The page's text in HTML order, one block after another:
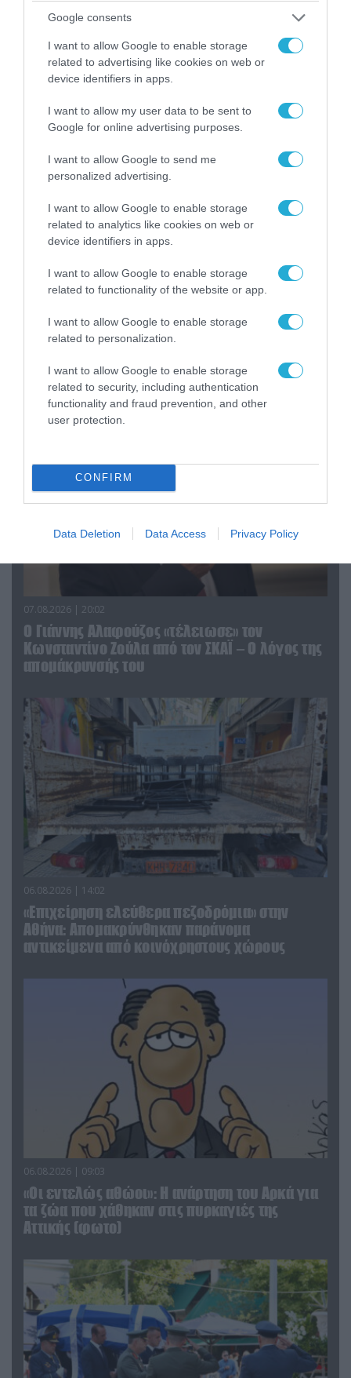
Google consents
I want to allow Google to enable storage
related to advertising like cookies on web or
device identifiers in apps.
I want to allow my user data to be sent to
Google for online advertising purposes.
I want to allow Google to send me
personalized advertising.
I want to allow Google to enable storage
related to analytics like cookies on web or
device identifiers in apps.
I want to allow Google to enable storage
related to functionality of the website or app.
I want to allow Google to enable storage
related to personalization.
I want to allow Google to enable storage
related to security, including authentication
functionality and fraud prevention, and other
user protection.
CONFIRM
Data Deletion Data Access Privacy Policy
Κλειστή μέχρι νεωτέρας η παραλία
Λυκοδήμου στα Κύθηρα για λόγους ασφαλείας
ΠΟΛΙΤΙΚΗ
08.08.2026 | 09:02
«Η απόλυτη τραγωδία»: Η «αιχμηρή» ανάρτηση
του Αρκά για τα τατουάζ (φωτο)
07.08.2026 | 20:02
Ο Γιάννης Αλαφούζος «τέλειωσε» τον
Κωνσταντίνο Ζούλα από τον ΣΚΑΪ – Ο λόγος της
απομάκρυνσής του
06.08.2026 | 14:02
«Επιχείρηση ελεύθερα πεζοδρόμια» στην
Αθήνα: Απομακρύνθηκαν παράνομα
αντικείμενα από κοινόχρηστους χώρους
06.08.2026 | 09:03
«Οι εντελώς αθώοι»: Η ανάρτηση του Αρκά για
τα ζώα που χάθηκαν στις πυρκαγιές της
Αττικής (φωτο)